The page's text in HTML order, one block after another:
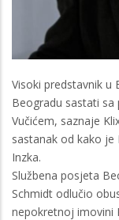
Visoki predstavnik u
Beogradu sastati sa
Vučićem, saznaje
sastanak od kako je
Inzka.
Službena posjeta
Schmidt odlučio
nepokretnoj imovini